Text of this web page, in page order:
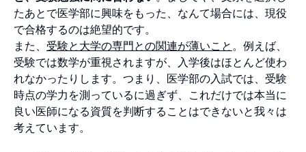
たあとで医学部に興味をもった、なんて場合には、現役
で合格するのは絶望的です。
また、 受験と大学の専門との関連が薄いこと 。例えば、
受験では数学が重視されますが、入学後はほとんど使わ
れなかったりします。つまり、医学部の入試では、受験
時点の学力を測っているに過ぎず、これだけでは本当に
良い医師になる資質を判断することはできないと我々は
考えています。